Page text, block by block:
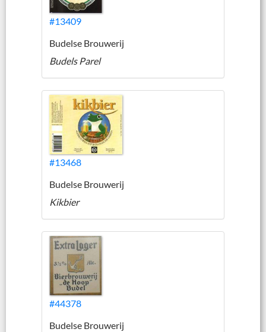
#13409
Budelse Brouwerij
Budels Parel
#13468
Budelse Brouwerij
Kikbier
#44378
Budelse Brouwerij